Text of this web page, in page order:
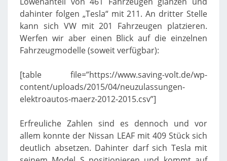
dahinter folgen „Tesla“ mit 211. An dritter Stelle
kann sich VW mit 201 Fahrzeugen platzieren.
Werfen wir aber einen Blick auf die einzelnen
Fahrzeugmodelle (soweit verfügbar):
[table file=”https://www.saving-volt.de/wp-
content/uploads/2015/04/neuzulassungen-
elektroautos-maerz-2012-2015.csv”]
Erfreuliche Zahlen sind es dennoch und vor
allem konnte der Nissan LEAF mit 409 Stück sich
deutlich absetzen. Dahinter darf sich Tesla mit